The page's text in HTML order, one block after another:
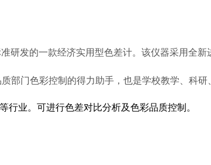
研发的一款经济实用型色差计。该仪器采用全新
部门色彩控制的得力助手，也是学校教学、科研
业。可进行色差对比分析及色彩品质控制。